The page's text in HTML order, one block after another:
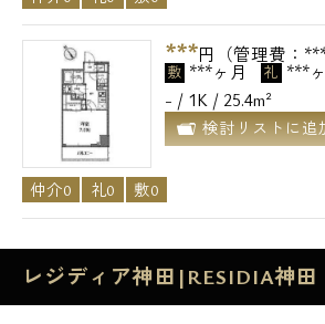
***円（管理費：***
敷 ***ヶ月 礼 ***
- / 1K / 25.4m²
検討リストに追
仲介0 礼0 敷0
レジディア神田|RESIDIA神田